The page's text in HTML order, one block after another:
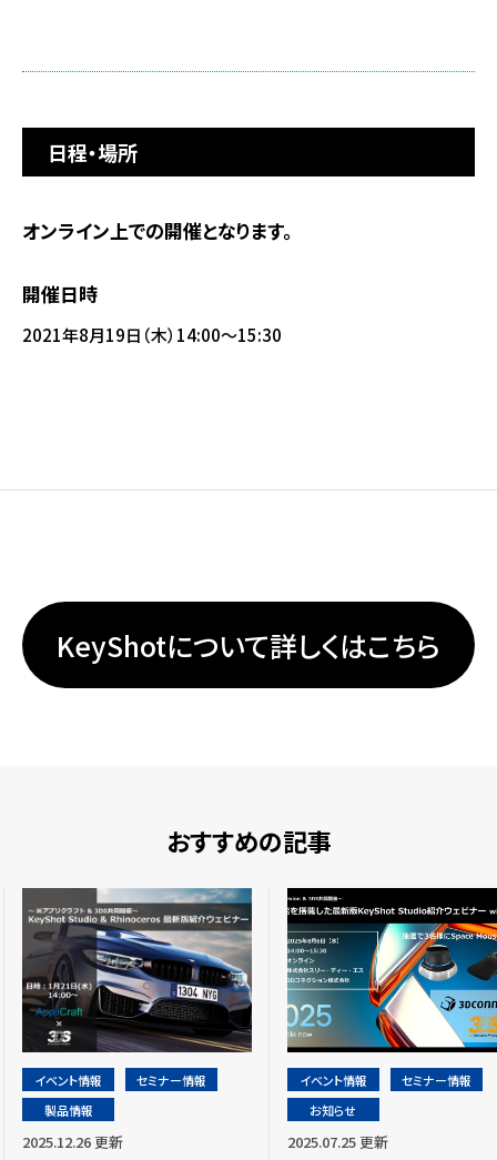
日程・場所
オンライン上での開催となります。
開催日時
2021年8月19日（木）14:00～15:30
KeyShotについて詳しくはこちら
おすすめの記事
イベント情報
セミナー情報
製品情報
2025.12.26 更新
イベント情報
セミナー情報
お知らせ
2025.07.25 更新